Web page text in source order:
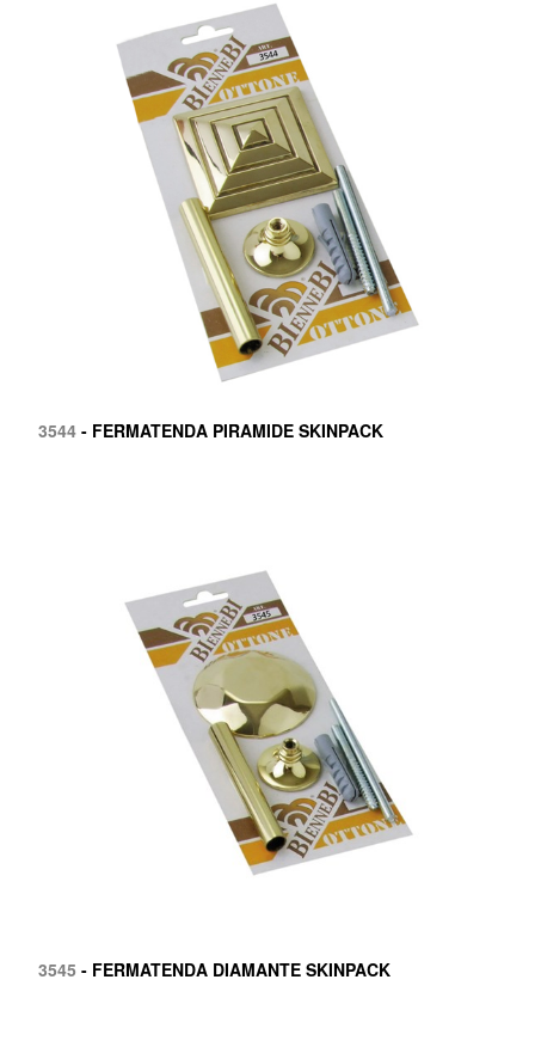
3544- FERMATENDA PIRAMIDE SKINPACK
3545- FERMATENDA DIAMANTE SKINPACK